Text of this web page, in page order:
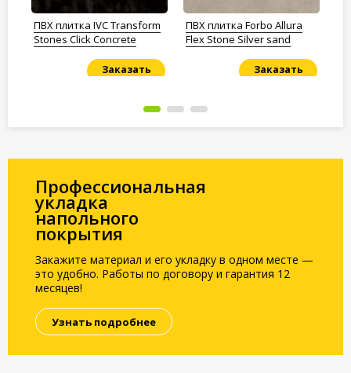
ПВХ плитка IVC Transform
Stones Click Concrete
Заказать
ПВХ плитка Forbo Allura
Flex Stone Silver sand
Заказать
Профессиональная
укладка
напольного
покрытия
Закажите материал и его укладку в одном месте —
это удобно. Работы по договору и гарантия 12
месяцев!
Узнать подробнее